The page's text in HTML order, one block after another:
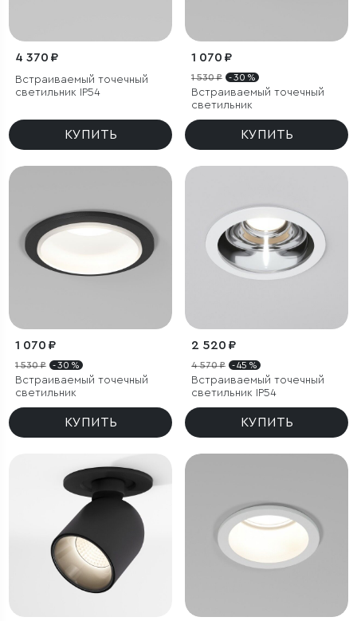
4 370 ₽
Встраиваемый точечный
светильник IP54
КУПИТЬ
1 070 ₽
1 530 ₽ - 30 %
Встраиваемый точечный
светильник
КУПИТЬ
1 070 ₽
1 530 ₽ - 30 %
Встраиваемый точечный
светильник
КУПИТЬ
2 520 ₽
4 570 ₽ - 45 %
Встраиваемый точечный
светильник IP54
КУПИТЬ